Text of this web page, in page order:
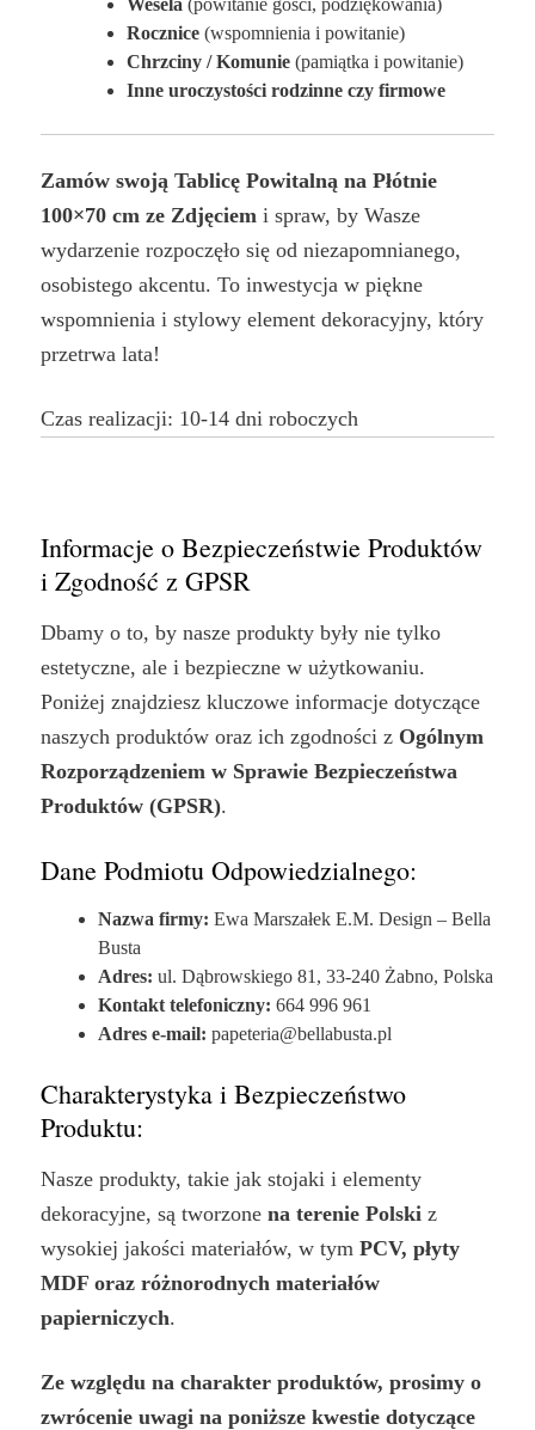
Rocznice (wspomnienia i powitanie)
Chrzciny / Komunie (pamiątka i powitanie)
Inne uroczystości rodzinne czy firmowe
Zamów swoją Tablicę Powitalną na Płótnie
100×70 cm ze Zdjęciem i spraw, by Wasze
wydarzenie rozpoczęło się od niezapomnianego,
osobistego akcentu. To inwestycja w piękne
wspomnienia i stylowy element dekoracyjny, który
przetrwa lata!
Czas realizacji: 10-14 dni roboczych
Informacje o Bezpieczeństwie Produktów
i Zgodność z GPSR
Dbamy o to, by nasze produkty były nie tylko
estetyczne, ale i bezpieczne w użytkowaniu.
Poniżej znajdziesz kluczowe informacje dotyczące
naszych produktów oraz ich zgodności z Ogólnym
Rozporządzeniem w Sprawie Bezpieczeństwa
Produktów (GPSR).
Dane Podmiotu Odpowiedzialnego:
Nazwa firmy: Ewa Marszałek E.M. Design – Bella
Busta
Adres: ul. Dąbrowskiego 81, 33-240 Żabno, Polska
Kontakt telefoniczny: 664 996 961
Adres e-mail: papeteria@bellabusta.pl
Charakterystyka i Bezpieczeństwo
Produktu:
Nasze produkty, takie jak stojaki i elementy
dekoracyjne, są tworzone na terenie Polski z
wysokiej jakości materiałów, w tym PCV, płyty
MDF oraz różnorodnych materiałów
papierniczych.
Ze względu na charakter produktów, prosimy o
zwrócenie uwagi na poniższe kwestie dotyczące